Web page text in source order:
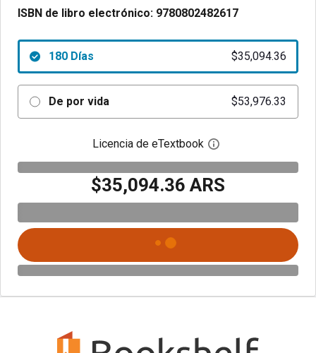
ISBN de libro electrónico: 9780802482617
180 Días $35,094.36
De por vida $53,976.33
Licencia de eTextbook Abre el cuadro de
$35,094.36 ARS